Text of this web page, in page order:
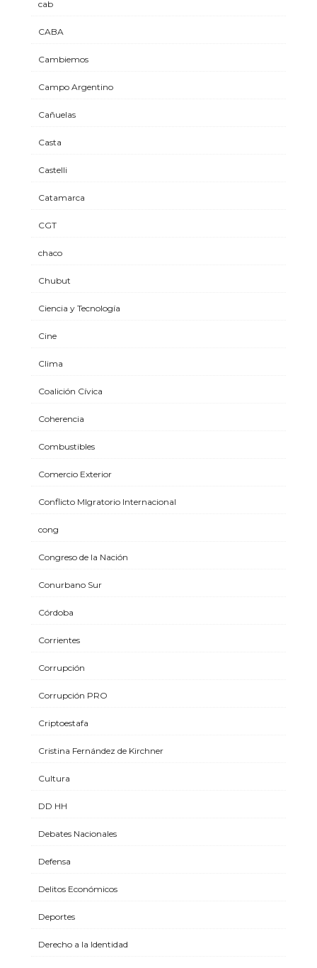
cab
CABA
Cambiemos
Campo Argentino
Cañuelas
Casta
Castelli
Catamarca
CGT
chaco
Chubut
Ciencia y Tecnología
Cine
Clima
Coalición Cívica
Coherencia
Combustibles
Comercio Exterior
Conflicto MIgratorio Internacional
cong
Congreso de la Nación
Conurbano Sur
Córdoba
Corrientes
Corrupción
Corrupción PRO
Criptoestafa
Cristina Fernández de Kirchner
Cultura
DD HH
Debates Nacionales
Defensa
Delitos Económicos
Deportes
Derecho a la Identidad